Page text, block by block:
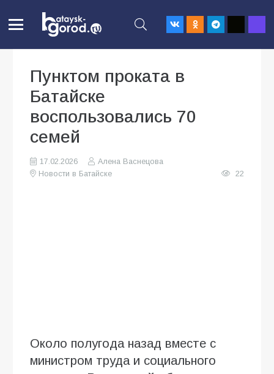
Пунктом проката в
Батайске
воспользовались 70
семей
17.02.2026
Алена Васнецова
Новости в Батайске
22
Около полугода назад вместе с
министром труда и социального